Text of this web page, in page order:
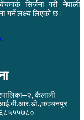
सिर्जना गरी नेपाली
गर्ने लक्ष्य लिएको छ।
कैलाली
आई.बी.आर.डी.,कञ्चनपुर